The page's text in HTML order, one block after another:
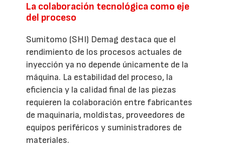
La colaboración tecnológica como eje
del proceso
Sumitomo (SHI) Demag destaca que el
rendimiento de los procesos actuales de
inyección ya no depende únicamente de la
máquina. La estabilidad del proceso, la
eficiencia y la calidad final de las piezas
requieren la colaboración entre fabricantes
de maquinaria, moldistas, proveedores de
equipos periféricos y suministradores de
materiales.